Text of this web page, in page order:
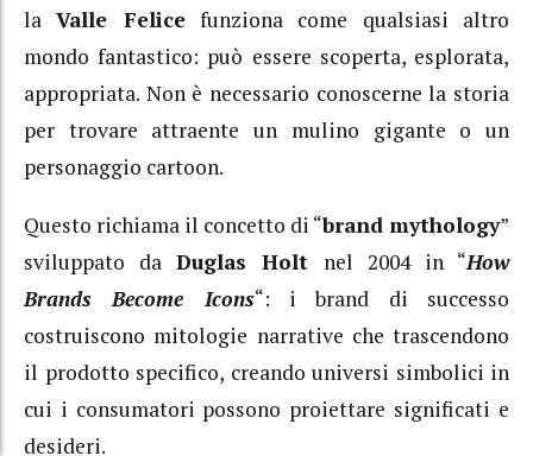
laValle Felicefunziona come qualsiasi altro
mondo fantastico: può essere scoperta, esplorata,
appropriata. Non è necessario conoscerne la storia
per trovare attraente un mulino gigante o un
personaggio cartoon.
Questo richiama il concetto di “brand mythology”
sviluppato daDuglas Holt nel 2004 in “How
Brands Become Icons“: i brand di successo
costruiscono mitologie narrative che trascendono
il prodotto specifico, creando universi simbolici in
cui i consumatori possono proiettare significati e
desideri.